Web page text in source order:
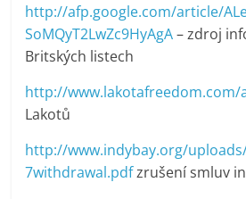
http://afp.google.com/article/
SoMQyT2LwZc9HyAgA– zdroj
Britských listech
http://
Lakotů
http://www.indybay.org/
7withdrawal.pdfzrušení smluv